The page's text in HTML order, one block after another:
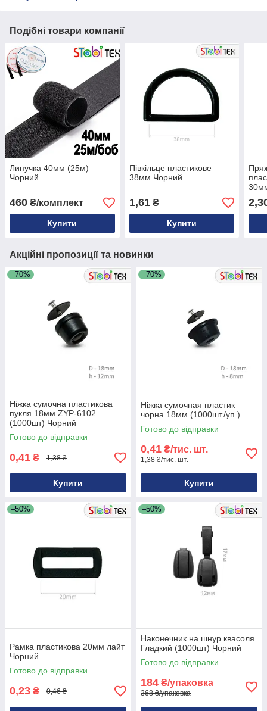
Подібні товари компанії
Липучка 40мм (25м)
Чорний
460 ₴/комплект
Купити
Півкільце пластикове
38мм Чорний
1,61₴
Купити
Акційні пропозиції та новинки
–70%
Ніжка сумочна пластикова
пукля 18мм ZYP-6102
(1000шт) Чорний
Готово до відправки
0,41 ₴ 1,38 ₴
Купити
–70%
Ніжка сумочная пластик
чорна 18мм (1000шт./уп.)
Готово до відправки
0,41 ₴/тис. шт.
1,38 ₴/тис. шт.
Купити
–50%
Рамка пластикова 20мм лайт
Чорний
Готово до відправки
0,23 ₴ 0,46 ₴
–50%
Наконечник на шнур квасоля
Гладкий (1000шт) Чорний
Готово до відправки
184 ₴/упаковка
368 ₴/упаковка